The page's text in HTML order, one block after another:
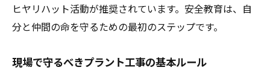
ヒヤリハット活動が推奨されています。安全教育は、自
分と仲間の命を守るための最初のステップです。
現場で守るべきプラント工事の基本ルール